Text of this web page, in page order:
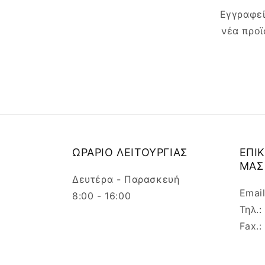
νέα
ΩΡΑΡΙΟ ΛΕΙΤΟΥΡΓΙΑΣ
Δευτέρα - Παρασκευή
8:00 - 16:00
ΜΑΣ